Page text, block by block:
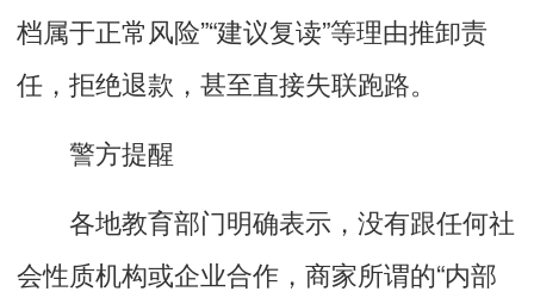
档属于正常风险”“建议复读”等理由推卸责
任，拒绝退款，甚至直接失联跑路。
警方提醒
各地教育部门明确表示，没有跟任何社
会性质机构或企业合作，商家所谓的“内部